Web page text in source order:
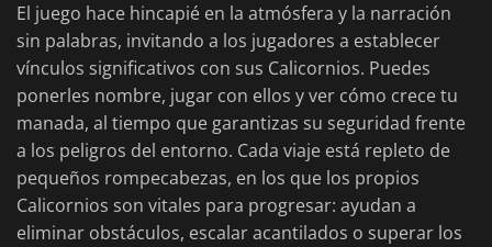
El juego hace hincapié en la atmósfera y la narración
sin palabras, invitando a los jugadores a establecer
vínculos significativos con sus Calicornios. Puedes
ponerles nombre, jugar con ellos y ver cómo crece tu
manada, al tiempo que garantizas su seguridad frente
a los peligros del entorno. Cada viaje está repleto de
pequeños rompecabezas, en los que los propios
Calicornios son vitales para progresar: ayudan a
eliminar obstáculos, escalar acantilados o superar los